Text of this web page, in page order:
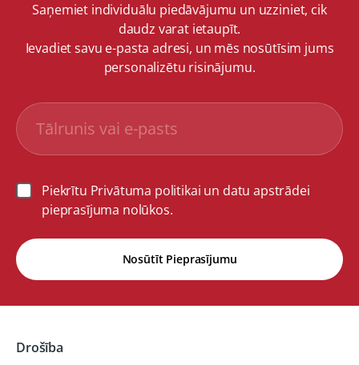
Saņemiet individuālu piedāvājumu un uzziniet, cik
daudz varat ietaupīt.
Ievadiet savu e-pasta adresi, un mēs nosūtīsim jums
personalizētu risinājumu.
Piekrītu Privātuma politikai un datu apstrādei
pieprasījuma nolūkos.
Nosūtīt Pieprasījumu
Drošība